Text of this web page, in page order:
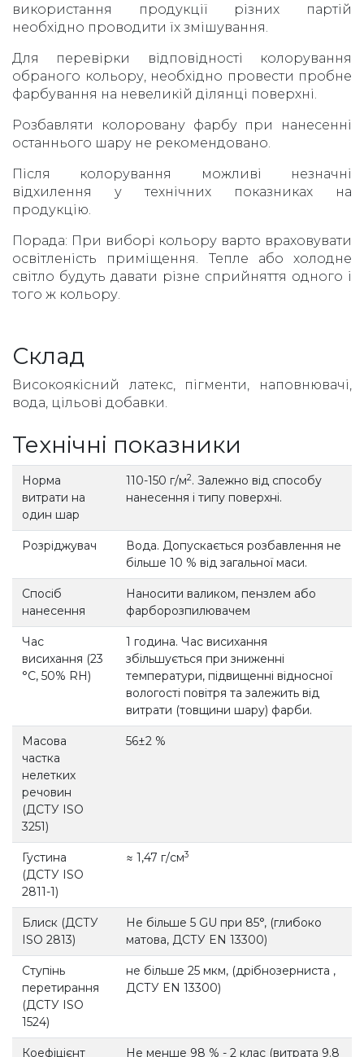
використання продукції різних партій
необхідно проводити їх змішування.
Для перевірки відповідності колорування
обраного кольору, необхідно провести пробне
фарбування на невеликій ділянці поверхні.
Розбавляти колоровану фарбу при нанесенні
останнього шару не рекомендовано.
Після колорування можливі незначні
відхилення у технічних показниках на
продукцію.
Порада: При виборі кольору варто враховувати
освітленість приміщення. Тепле або холодне
світло будуть давати різне сприйняття одного і
того ж кольору.
Склад
Високоякісний латекс, пігменти, наповнювачі,
вода, цільові добавки.
Технічні показники
Норма
витрати на
один шар
110-150 г/м2. Залежно від способу
нанесення і типу поверхні.
Розріджувач
Вода. Допускається розбавлення не
більше 10 % від загальної маси.
Спосіб
нанесення
Наносити валиком, пензлем або
фарборозпилювачем
Час
висихання (23
°С, 50% RH)
1 година. Час висихання
збільшується при зниженні
температури, підвищенні відносної
вологості повітря та залежить від
витрати (товщини шару) фарби.
Масова
частка
нелетких
речовин
(ДСТУ ISO
3251)
56±2 %
Густина
(ДСТУ ISO
2811-1)
≈ 1,47 г/см3
Блиск (ДСТУ
ISO 2813)
Не більше 5 GU при 85°, (глибоко
матова, ДСТУ EN 13300)
Ступінь
перетирання
(ДСТУ ISO
1524)
не більше 25 мкм, (дрібнозерниста ,
ДСТУ EN 13300)
Коефіцієнт Не менше 98 % - 2 клас (витрата 9.8